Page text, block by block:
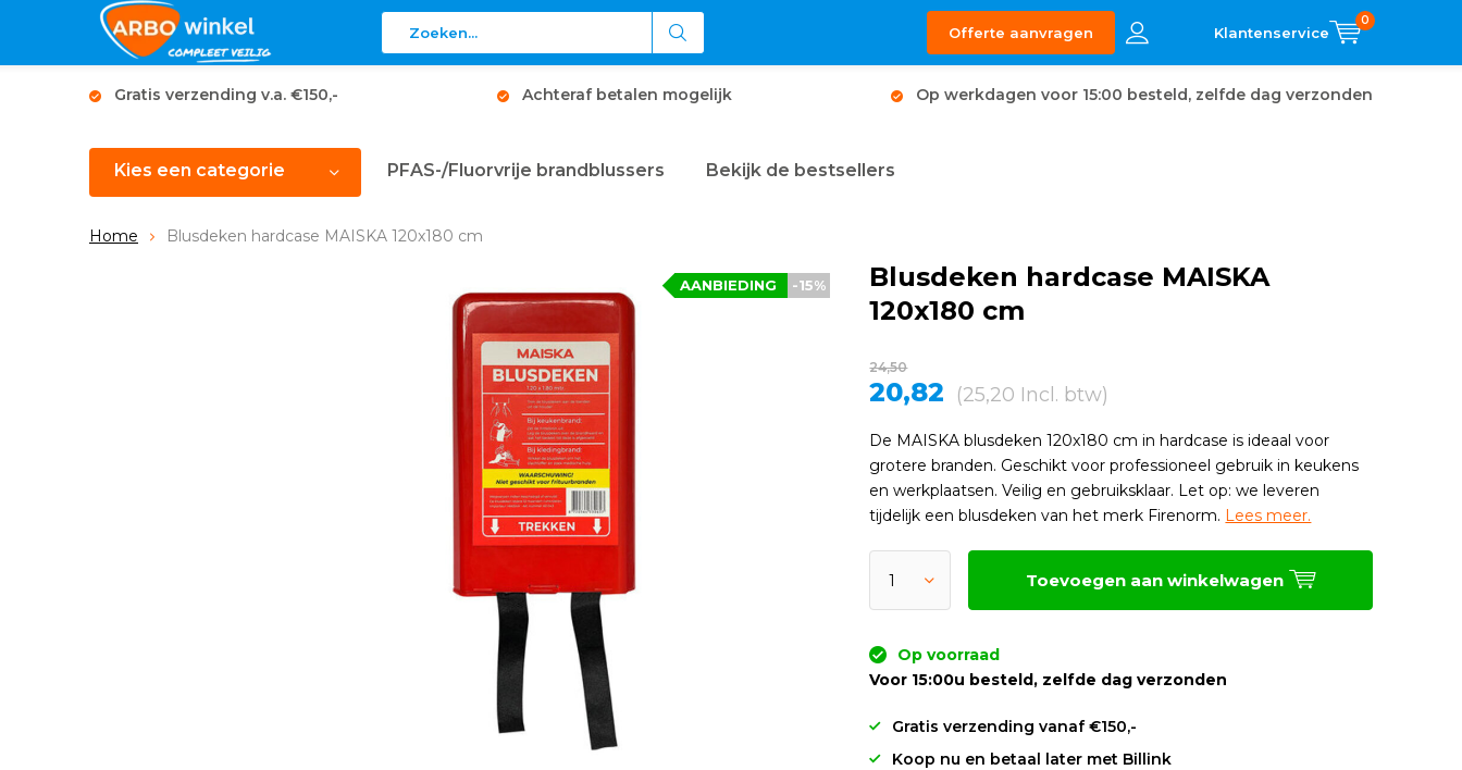
Offerte aanvragen
0
Gratis verzending v.a. €150,- Achteraf betalen mogelijk Op werkdagen voor 15:00 besteld, zelfde dag verzonden
Kies een categorie PFAS-/Fluorvrije brandblussers Bekijk de bestsellers
Home Blusdeken hardcase MAISKA 120x180 cm
-15%
AANBIEDING
Blusdeken hardcase MAISKA
120x180 cm
24,50
20,82 (25,20 Incl. btw)
De MAISKA blusdeken 120x180 cm in hardcase is ideaal voor
grotere branden. Geschikt voor professioneel gebruik in keukens
en werkplaatsen. Veilig en gebruiksklaar. Let op: we leveren
tijdelijk een blusdeken van het merk Firenorm. Lees meer.
Toevoegen aan winkelwagen
Op voorraad
Voor 15:00u besteld, zelfde dag verzonden
Gratis verzending vanaf €150,-
Koop nu en betaal later met Billink